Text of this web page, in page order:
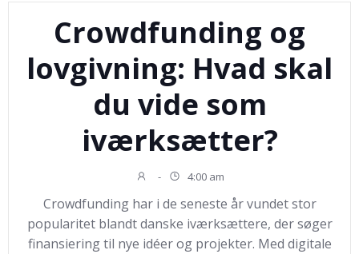
Crowdfunding og
lovgivning: Hvad skal
du vide som
iværksætter?
- 4:00 am
Crowdfunding har i de seneste år vundet stor
popularitet blandt danske iværksættere, der søger
finansiering til nye idéer og projekter. Med digitale